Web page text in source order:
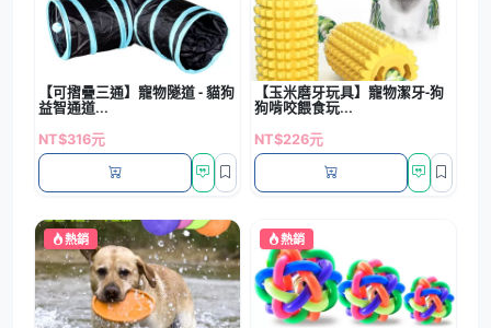
【可摺疊三通】寵物隧道 - 貓狗
益智通道...
NT$316元
【玉米磨牙玩具】寵物潔牙-狗
狗啃咬餵食玩...
NT$226元
熱銷 熱銷